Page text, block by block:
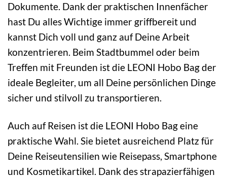
Dokumente. Dank der praktischen Innenfächer
hast Du alles Wichtige immer griffbereit und
kannst Dich voll und ganz auf Deine Arbeit
konzentrieren. Beim Stadtbummel oder beim
Treffen mit Freunden ist die LEONI Hobo Bag der
ideale Begleiter, um all Deine persönlichen Dinge
sicher und stilvoll zu transportieren.
Auch auf Reisen ist die LEONI Hobo Bag eine
praktische Wahl. Sie bietet ausreichend Platz für
Deine Reiseutensilien wie Reisepass, Smartphone
und Kosmetikartikel. Dank des strapazierfähigen